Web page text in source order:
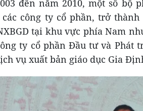
đến năm 2010, một số bộ
công ty cổ phần, trở
tại khu vực phía Nam
ty cổ phần Đầu tư và Phát
vụ xuất bản giáo dục Gia